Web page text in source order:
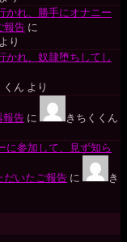
かれ、勝手にオナニー
報告 に
より
かれ、奴隷堕ちしてし
くん より
報告 に
きちくくん
に参加して、見ず知ら
だいたご報告 に
き